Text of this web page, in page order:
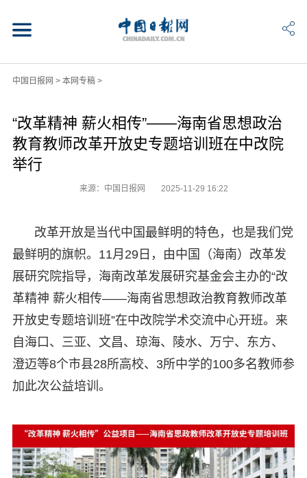
中国日报网 > 本网专稿>
“改革精神 薪火相传”——海南省思想政治
教育教师改革开放史专题培训班在中改院
举行
来源：中国日报网 2025-11-29 16:22
改革开放是当代中国最鲜明的特色，也是我们党
最鲜明的旗帜。11月29日，由中国（海南）改革发
展研究院指导，海南改革发展研究基金会主办的“改
革精神 薪火相传——海南省思想政治教育教师改革
开放史专题培训班”在中改院学术交流中心开班。来
自海口、三亚、文昌、琼海、陵水、万宁、东方、
澄迈等8个市县28所高校、3所中学的100多名教师参
加此次公益培训。